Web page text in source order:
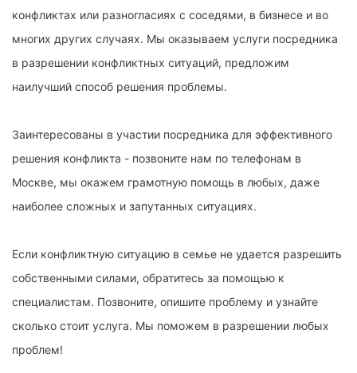
конфликтах или разногласиях с соседями, в бизнесе и во
многих других случаях. Мы оказываем услуги посредника
в разрешении конфликтных ситуаций, предложим
наилучший способ решения проблемы.
Заинтересованы в участии посредника для эффективного
решения конфликта - позвоните нам по телефонам в
Москве, мы окажем грамотную помощь в любых, даже
наиболее сложных и запутанных ситуациях.
Если конфликтную ситуацию в семье не удается разрешить
собственными силами, обратитесь за помощью к
специалистам. Позвоните, опишите проблему и узнайте
сколько стоит услуга. Мы поможем в разрешении любых
проблем!